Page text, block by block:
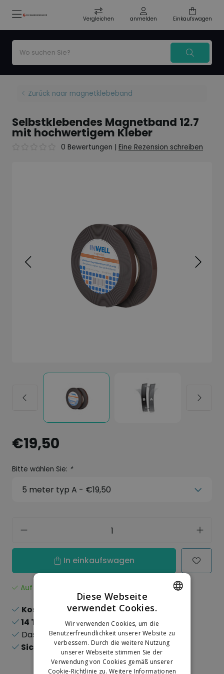
Vergleichen anmelden Einkaufswagen
Zurück naar magnetklebeband
Selbstklebendes Magnetband 12.7
mit hochwertigem Kleber
0 Bewertungen | Eine Rezension schreiben
€19,50
Bitte wählen Sie: *
In einkaufswagen
Auf Lager
Kostenloser Versandab 150,-
14 Tage
Rückgaberecht
Das
größteSortiment
Sichere
Online-Zahlungen
DUTCH
GERMAN
Diese Webseite
verwendet Cookies.
Wir verwenden Cookies, um die
Benutzerfreundlichkeit unserer Website zu
verbessern. Durch die weitere Nutzung
unserer Webseite stimmen Sie der
Verwendung von Cookies gemäß unserer
Cookie-Richtlinie zu. Weitere Informationen